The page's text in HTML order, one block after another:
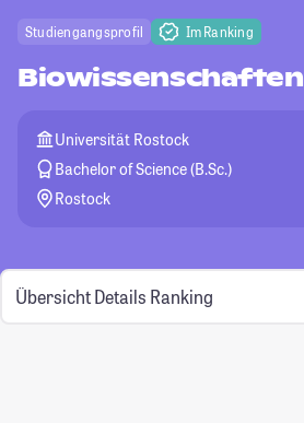
Studiengangsprofil Im Ranking
Biowissenschaften
Universität Rostock
Bachelor of Science (B.Sc.)
Rostock
Übersicht Details Ranking